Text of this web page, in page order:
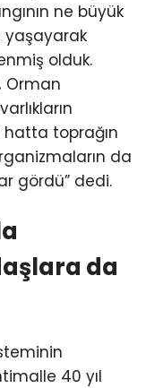
ne büyük
yaşayarak
olduk.
Orman
hatta toprağın
da
gördü” dedi.
da
40 yıl